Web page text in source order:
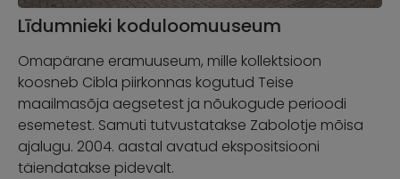
Līdumnieki koduloomuuseum
Omapärane eramuuseum, mille kollektsioon
koosneb Cibla piirkonnas kogutud Teise
maailmasõja aegsetest ja nõukogude perioodi
esemetest. Samuti tutvustatakse Zabolotje mõisa
ajalugu. 2004. aastal avatud ekspositsiooni
täiendatakse pidevalt.